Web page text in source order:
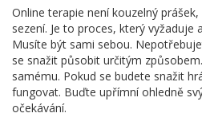
Online terapie není kouzelný
sezení. Je to proces, který vyžaduje
Musíte být sami sebou.
se snažit působit určitým
samému. Pokud se budete snažit
fungovat. Buďte upřímní ohledně
očekávání.